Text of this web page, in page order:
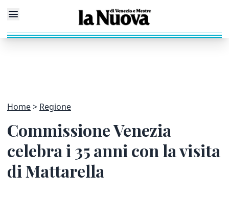
Home Regione
Commissione Venezia
celebra i 35 anni con la visita
di Mattarella